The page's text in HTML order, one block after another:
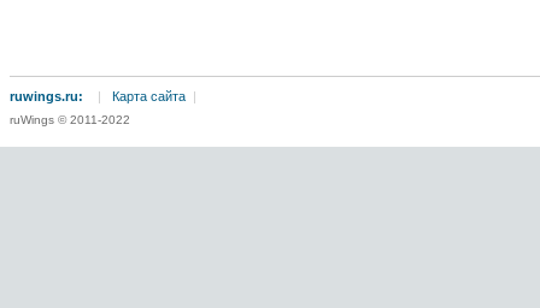
ruwings.ru: | Карта сайта |
ruWings © 2011-2022